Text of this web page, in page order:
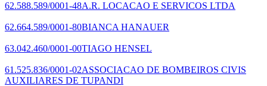
62.588.589/0001-48A.R. LOCACAO E SERVICOS LTDA
62.664.589/0001-80BIANCA HANAUER
63.042.460/0001-00TIAGO HENSEL
61.525.836/0001-02ASSOCIACAO DE BOMBEIROS CIVIS
AUXILIARES DE TUPANDI